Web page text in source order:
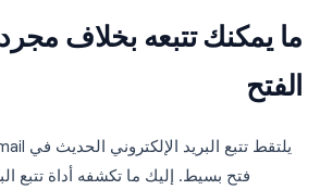
ما يمكنك تتبعه بخلاف
الفتح
فتح بسيط. إليك ما تكشفه أداة تتبع